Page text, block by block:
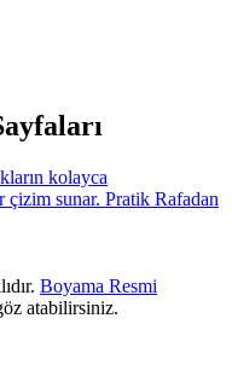
Boyama Resmi
atabilirsiniz.